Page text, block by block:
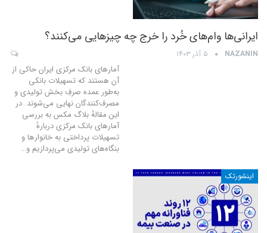
ایرانی‌ها وام‌های خُرد را خرج چه چیزهایی می‌کنند؟
NAZANIN ۵ آذر ۱۴۰۳
آمارهای بانک مرکزی ایران حاکی از
آن هستند که تسهیلات بانکی
به‌طور عمده صرفِ بخش تولیدی و
مصرف‌کنندگان نهایی می‌شوند. در
این مقالهٔ بلاگ مکس به بررسی
آمارهای بانک مرکزی دربارهٔ
تسهیلات پرداختی به خانوارها و
بنگاه‌های تولیدی می‌پردازیم و…
اینشورتک